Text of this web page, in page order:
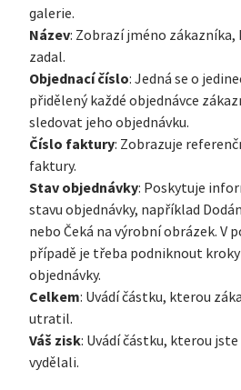
galerie.
Název: Zobrazí jméno zákazníka,
zadal.
Objednací číslo: Jedná se o
přidělený každé objednávce
sledovat jeho objednávku.
Číslo faktury: Zobrazuje
faktury.
Stav objednávky: Poskytuje
stavu objednávky, například
nebo Čeká na výrobní obrázek. V
případě je třeba podniknout
objednávky.
Celkem: Uvádí částku, kterou
utratil.
Váš zisk: Uvádí částku, kterou
vydělali.